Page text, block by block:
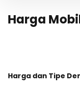
Harga
Harga dan Tipe